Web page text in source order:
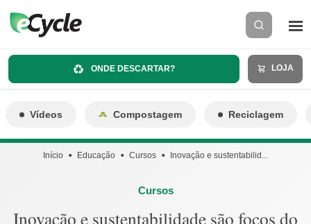
ONDE DESCARTAR? LOJA
Vídeos Compostagem Reciclagem
Início Educação Cursos Inovação e sustentabilid...
Cursos
Inovação e sustentabilidade são focos do